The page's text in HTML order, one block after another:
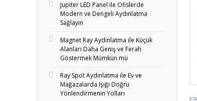
Jupiter LED Panel ile Ofislerde
Modern ve Dengeli Aydınlatma
Sağlayın
Magnet Ray Aydınlatma ile Küçük
Alanları Daha Geniş ve Ferah
Göstermek Mümkün mü
Ray Spot Aydınlatma ile Ev ve
Mağazalarda Işığı Doğru
Yönlendirmenin Yolları